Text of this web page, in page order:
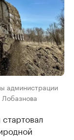
администрации
Лобазнова